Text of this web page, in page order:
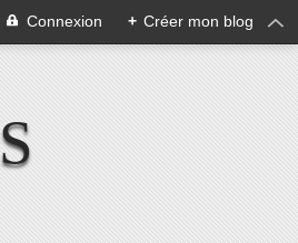
Connexion + Créer mon blog